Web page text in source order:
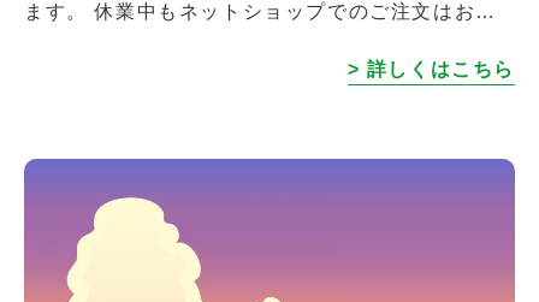
ます。 休業中もネットショップでのご注文はお受
が遅れる場合がございます。お客様に […]> 詳しくはこちら